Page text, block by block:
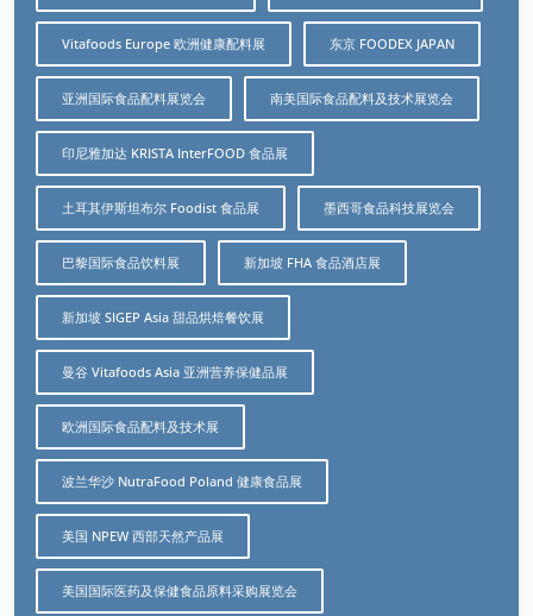
Vitafoods Europe 欧洲健康配料展 东京 FOODEX JAPAN
亚洲国际食品配料展览会 南美国际食品配料及技术展览会
印尼雅加达 KRISTA InterFOOD 食品展
土耳其伊斯坦布尔 Foodist 食品展 墨西哥食品科技展览会
巴黎国际食品饮料展 新加坡 FHA 食品酒店展
新加坡 SIGEP Asia 甜品烘焙餐饮展
曼谷 Vitafoods Asia 亚洲营养保健品展
欧洲国际食品配料及技术展
波兰华沙 NutraFood Poland 健康食品展
美国 NPEW 西部天然产品展
美国国际医药及保健食品原料采购展览会